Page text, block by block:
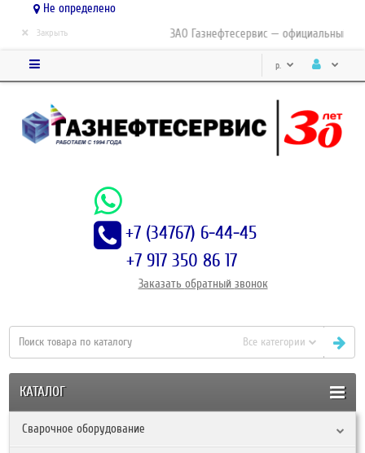
Не определено
ЗАО Газнефтесервис — официальный
× Закрыть
р.
+7 (34767) 6-44-45
+7 917 350 86 17
Заказать обратный звонок
Все категории
КАТАЛОГ
Сварочное оборудование